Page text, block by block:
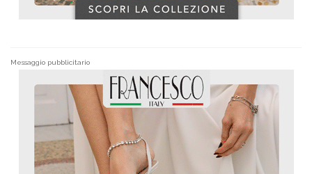
Messaggio pubblicitario